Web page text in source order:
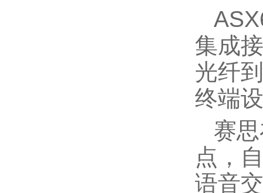
集成
光纤
终端
赛
点，
语音